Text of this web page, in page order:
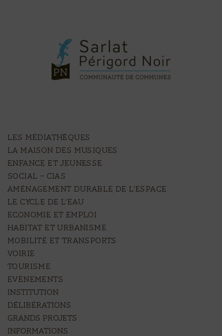
LES MÉDIATHÈQUES
LA MAISON DES MUSIQUES
ENFANCE ET JEUNESSE
SOCIAL – CIAS
AMÉNAGEMENT DURABLE DE L’ESPACE
LE CYCLE DE L’EAU
ECONOMIE ET EMPLOI
HABITAT ET URBANISME
MOBILITÉ ET TRANSPORTS
VOIRIE
TOURISME
EVÈNEMENTS
Institution
Délibérations
Grands projets
Informations